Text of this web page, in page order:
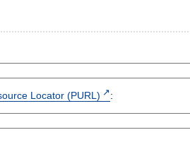
Locator (PURL) :